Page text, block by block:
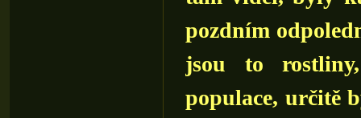
pozdním
jsou to
populace, určitě